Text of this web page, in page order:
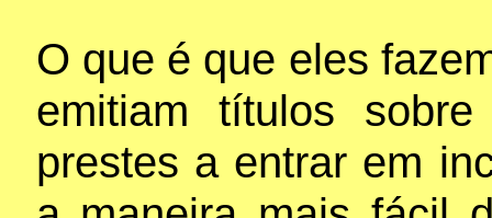
O que é que eles
emitiam títulos
prestes a entrar em